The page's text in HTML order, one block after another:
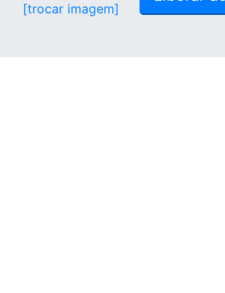
[trocar imagem]